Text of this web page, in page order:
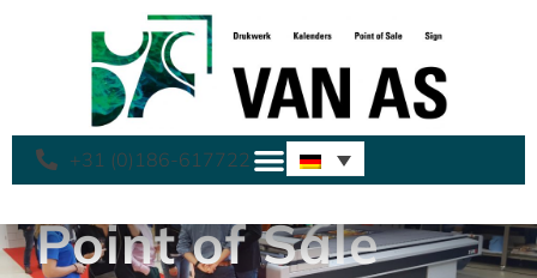
+31 (0)186-617722
Point of Sale